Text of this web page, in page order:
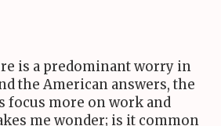
is a predominant worry in
the American answers, the
focus more on work and
me wonder; is it common